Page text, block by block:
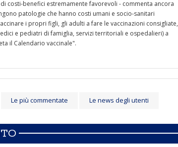
costi-benefici estremamente favorevoli - commenta ancora
patologie che hanno costi umani e socio-sanitari
i propri figli, gli adulti a fare le vaccinazioni consigliate,
e pediatri di famiglia, servizi territoriali e ospedalieri) a
il Calendario vaccinale".
Le più commentate Le news degli utenti